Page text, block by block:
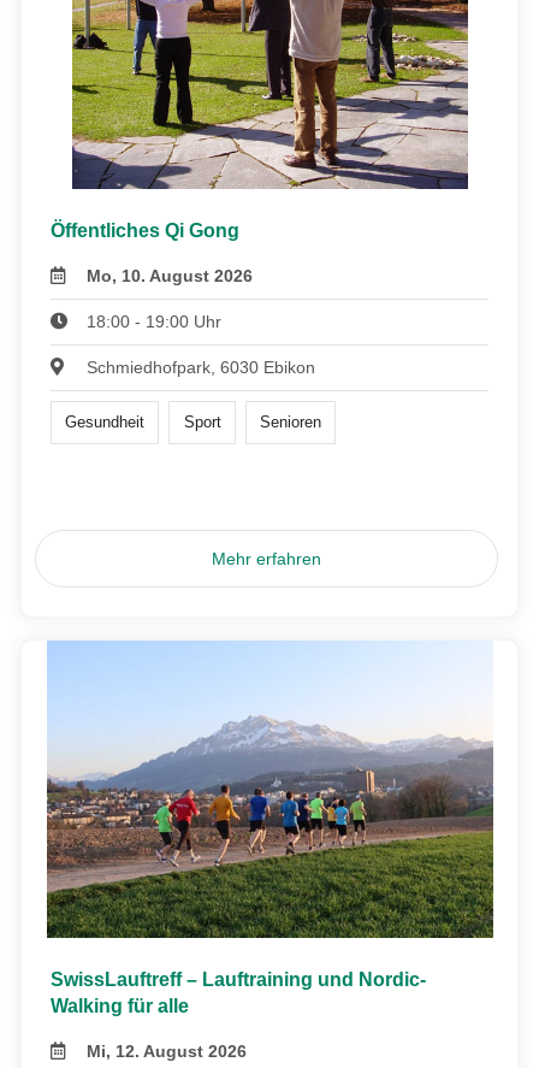
Öffentliches Qi Gong
Mo, 10. August 2026
18:00 - 19:00 Uhr
Schmiedhofpark, 6030 Ebikon
Gesundheit Sport Senioren
Mehr erfahren
SwissLauftreff – Lauftraining und Nordic-
Walking für alle
Mi, 12. August 2026